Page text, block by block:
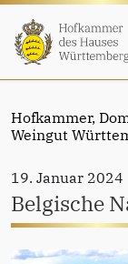
Hofkammer,
Weingut
19. Januar 2024
Belgische